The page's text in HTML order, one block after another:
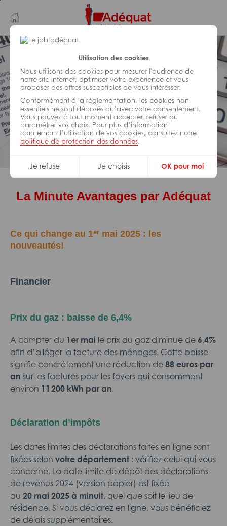
Utilisation des cookies
Nous utilisons des cookies pour mesurer l'audience de
notre site internet, optimiser votre expérience et vous
proposer des offres susceptibles de vous intéresser.
Conformément à la réglementation, les cookies non
essentiels ne sont déposés qu’avec votre consentement.
Vous pouvez à tout moment accepter, refuser ou
paramétrer vos choix. Pour plus d’information
concernant l’utilisation de vos cookies, consultez notre
politique de protection des données.
Je refuse Je choisis OK pour moi
au
contenu
principal
navigation
Avantages Intérimaires
La "Minute Avantages"
Mai 2025
La Minute Avantages par Adéquat
Ce qui change au 1er mai 2025 : les
nouveautés!
Financier
Prix du gaz : baisse de 6,4%
A compter du 1er mai le prix du gaz diminue de 6,4%
afin d’alléger la facture des ménages. Cette baisse
signifie concrètement une réduction de 88 euros par
an sur les factures pour les foyers qui consomment
environ 11 200 kWh par an.
Déclaration d’impôts
Les dates limites des déclarations faites en ligne sont
fixées selon votre département : vérifiez celui qui vous
concerne. La date limite de dépôt des déclarations
de revenus 2024 (version papier) est fixée
au 20 mai 2025 à minuit, quel que soit le lieu de
résidence. Si vous déclarez en ligne, vous bénéficiez
de délais supplémentaires.